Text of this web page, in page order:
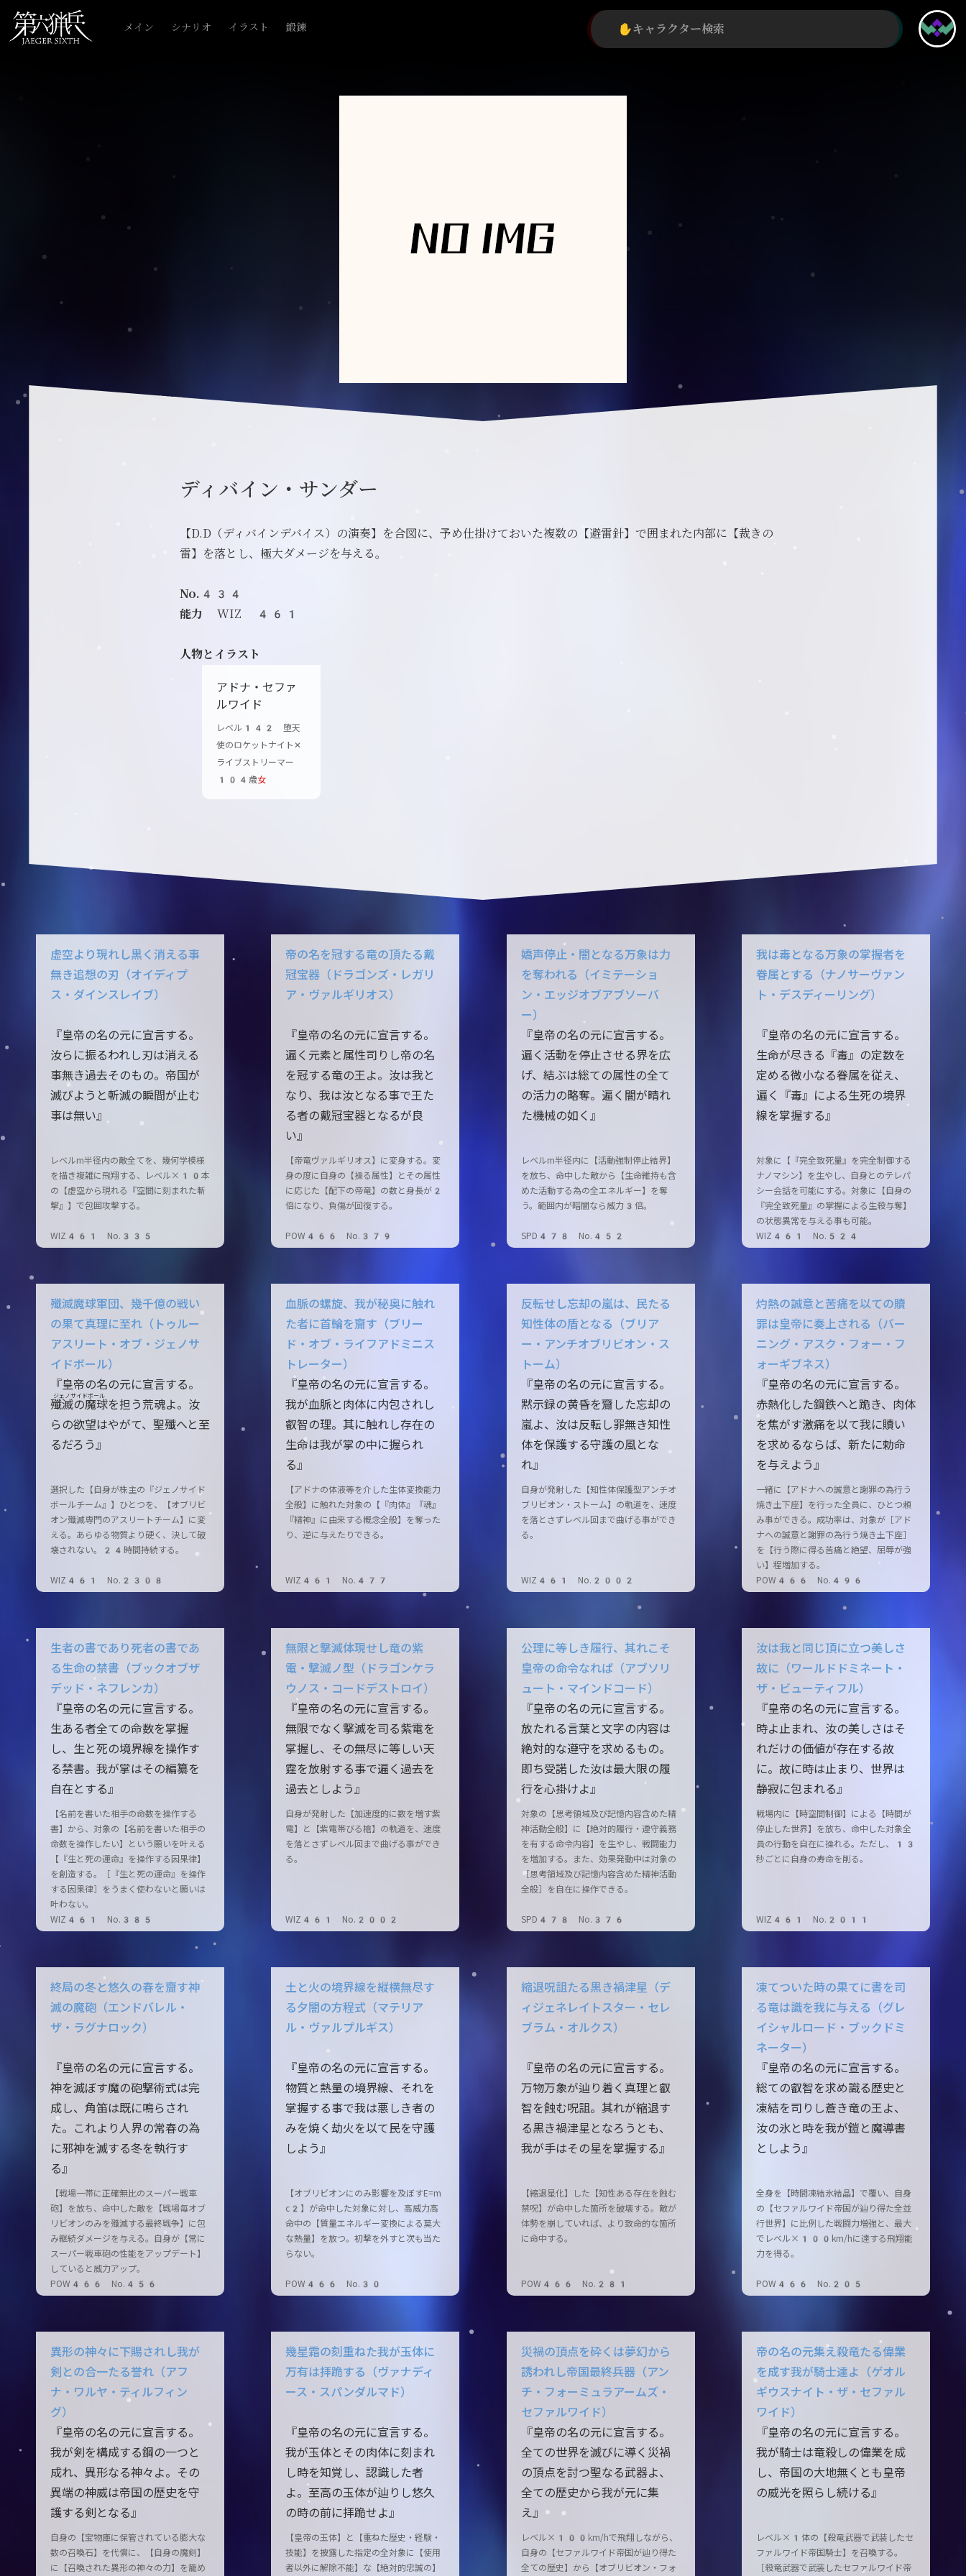
メイン シナリオ イラスト 鍛錬
ディバイン・サンダー
【D.D（ディバインデバイス）の演奏】を合図に、予め仕掛けておいた複数の【避雷針】で囲まれた内部に【裁きの
雷】を落とし、極大ダメージを与える。
No.434
能力WIZ 461
人物とイラスト
アドナ・セファ
ルワイド
レベル142 堕天
使のロケットナイト✕
ライブストリーマー
104歳女
虚空より現れし黒く消える事
無き追想の刃（オイディプ
ス・ダインスレイブ）
『皇帝の名の元に宣言する。
汝らに振るわれし刃は消える
事無き過去そのもの。帝国が
滅びようと斬滅の瞬間が止む
事は無い』
レベルm半径内の敵全てを、幾何学模様
を描き複雑に飛翔する、レベル×10本
の【虚空から現れる『空間に刻まれた斬
撃』】で包囲攻撃する。
WIZ461 No.335
帝の名を冠する竜の頂たる戴
冠宝器（ドラゴンズ・レガリ
ア・ヴァルギリオス）
『皇帝の名の元に宣言する。
遍く元素と属性司りし帝の名
を冠する竜の王よ。汝は我と
なり、我は汝となる事で王た
る者の戴冠宝器となるが良
い』
【帝竜ヴァルギリオス】に変身する。変
身の度に自身の【操る属性】とその属性
に応じた【配下の帝竜】の数と身長が2
倍になり、負傷が回復する。
POW466 No.379
嬌声停止・闇となる万象は力
を奪われる（イミテーショ
ン・エッジオブアブソーバ
ー）
『皇帝の名の元に宣言する。
遍く活動を停止させる界を広
げ、結ぶは総ての属性の全て
の活力の略奪。遍く闇が晴れ
た機械の如く』
レベルm半径内に【活動強制停止結界】
を放ち、命中した敵から【生命維持も含
めた活動する為の全エネルギー】を奪
う。範囲内が暗闇なら威力3倍。
SPD478 No.452
我は毒となる万象の掌握者を
眷属とする（ナノサーヴァン
ト・デスディーリング）
『皇帝の名の元に宣言する。
生命が尽きる『毒』の定数を
定める微小なる眷属を従え、
遍く『毒』による生死の境界
線を掌握する』
対象に【『完全致死量』を完全制御する
ナノマシン】を生やし、自身とのテレパ
シー会話を可能にする。対象に【自身の
『完全致死量』の掌握による生殺与奪】
の状態異常を与える事も可能。
WIZ461 No.524
殲滅魔球軍団、幾千億の戦い
の果て真理に至れ（トゥルー
アスリート・オブ・ジェノサ
イドボール）
『皇帝の名の元に宣言する。
殲滅の
ジェノサイドボール
魔球を担う荒魂よ。汝
らの欲望はやがて、聖殲へと至
るだろう』
選択した【自身が株主の『ジェノサイド
ボールチーム』】ひとつを、【オブリビ
オン殲滅専門のアスリートチーム】に変
える。あらゆる物質より硬く、決して破
壊されない。24時間持続する。
WIZ461 No.2308
血脈の螺旋、我が秘奥に触れ
た者に首輪を齎す（ブリー
ド・オブ・ライフアドミニス
トレーター）
『皇帝の名の元に宣言する。
我が血脈と肉体に内包されし
叡智の理。其に触れし存在の
生命は我が掌の中に握られ
る』
【アドナの体液等を介した生体変換能力
全般】に触れた対象の【『肉体』『魂』
『精神』に由来する概念全般】を奪った
り、逆に与えたりできる。
WIZ461 No.477
反転せし忘却の嵐は、民たる
知性体の盾となる（ブリア
ー・アンチオブリビオン・ス
トーム）
『皇帝の名の元に宣言する。
黙示録の黄昏を齎した忘却の
嵐よ、汝は反転し罪無き知性
体を保護する守護の風とな
れ』
自身が発射した【知性体保護型アンチオ
ブリビオン・ストーム】の軌道を、速度
を落とさずレベル回まで曲げる事ができ
る。
WIZ461 No.2002
灼熱の誠意と苦痛を以ての贖
罪は皇帝に奏上される（バー
ニング・アスク・フォー・フ
ォーギブネス）
『皇帝の名の元に宣言する。
赤熱化した鋼鉄へと跪き、肉体
を焦がす激痛を以て我に贖い
を求めるならば、新たに勅命
を与えよう』
一緒に【アドナへの誠意と謝罪の為行う
焼き土下座】を行った全員に、ひとつ頼
み事ができる。成功率は、対象が［アド
ナへの誠意と謝罪の為行う焼き土下座］
を【行う際に得る苦痛と絶望、屈辱が強
い】程増加する。
POW466 No.496
生者の書であり死者の書であ
る生命の禁書（ブックオブザ
デッド・ネフレンカ）
『皇帝の名の元に宣言する。
生ある者全ての命数を掌握
し、生と死の境界線を操作す
る禁書。我が掌はその編纂を
自在とする』
【名前を書いた相手の命数を操作する
書】から、対象の【名前を書いた相手の
命数を操作したい】という願いを叶える
【『生と死の運命』を操作する因果律】
を創造する。［『生と死の運命』を操作
する因果律］をうまく使わないと願いは
叶わない。
WIZ461 No.385
無限と撃滅体現せし竜の紫
電・撃滅ノ型（ドラゴンケラ
ウノス・コードデストロイ）
『皇帝の名の元に宣言する。
無限でなく撃滅を司る紫電を
掌握し、その無尽に等しい天
霆を放射する事で遍く過去を
過去としよう』
自身が発射した【加速度的に数を増す紫
電】と【紫電帯びる槍】の軌道を、速度
を落とさずレベル回まで曲げる事ができ
る。
WIZ461 No.2002
公理に等しき履行、其れこそ
皇帝の命令なれば（アブソリ
ュート・マインドコード）
『皇帝の名の元に宣言する。
放たれる言葉と文字の内容は
絶対的な遵守を求めるもの。
即ち受諾した汝は最大限の履
行を心掛けよ』
対象の【思考領域及び記憶内容含めた精
神活動全般】に【絶対的履行・遵守義務
を有する命令内容】を生やし、戦闘能力
を増加する。また、効果発動中は対象の
［思考領域及び記憶内容含めた精神活動
全般］を自在に操作できる。
SPD478 No.376
汝は我と同じ頂に立つ美しさ
故に（ワールドドミネート・
ザ・ビューティフル）
『皇帝の名の元に宣言する。
時よ止まれ、汝の美しさはそ
れだけの価値が存在する故
に。故に時は止まり、世界は
静寂に包まれる』
戦場内に【時空間制御】による【時間が
停止した世界】を放ち、命中した対象全
員の行動を自在に操れる。ただし、13
秒ごとに自身の寿命を削る。
WIZ461 No.2011
終局の冬と悠久の春を齎す神
滅の魔砲（エンドバレル・
ザ・ラグナロック）
『皇帝の名の元に宣言する。
神を滅ぼす魔の砲撃術式は完
成し、角笛は既に鳴らされ
た。これより人界の常春の為
に邪神を滅する冬を執行す
る』
【戦場一帯に正確無比のスーパー戦車
砲】を放ち、命中した敵を【戦場毎オブ
リビオンのみを殲滅する最終戦争】に包
み継続ダメージを与える。自身が【常に
スーパー戦車砲の性能をアップデート】
していると威力アップ。
POW466 No.456
土と火の境界線を縦横無尽す
る夕闇の方程式（マテリア
ル・ヴァルプルギス）
『皇帝の名の元に宣言する。
物質と熱量の境界線、それを
掌握する事で我は悪しき者の
みを焼く劫火を以て民を守護
しよう』
【オブリビオンにのみ影響を及ぼすE=m
c2】が命中した対象に対し、高威力高
命中の【質量エネルギー変換による莫大
な熱量】を放つ。初撃を外すと次も当た
らない。
POW466 No.30
縮退呪詛たる黒き禍津星（デ
ィジェネレイトスター・セレ
ブラム・オルクス）
『皇帝の名の元に宣言する。
万物万象が辿り着く真理と叡
智を蝕む呪詛。其れが縮退す
る黒き禍津星となろうとも、
我が手はその星を掌握する』
【縮退星化】した【知性ある存在を蝕む
禁呪】が命中した箇所を破壊する。敵が
体勢を崩していれば、より致命的な箇所
に命中する。
POW466 No.281
凍てついた時の果てに書を司
る竜は識を我に与える（グレ
イシャルロード・ブックドミ
ネーター）
『皇帝の名の元に宣言する。
総ての叡智を求め識る歴史と
凍結を司りし蒼き竜の王よ、
汝の氷と時を我が鎧と魔導書
としよう』
全身を【時間凍結氷結晶】で覆い、自身
の【セファルワイド帝国が辿り得た全並
行世界】に比例した戦闘力増強と、最大
でレベル×100km/hに達する飛翔能
力を得る。
POW466 No.205
異形の神々に下賜されし我が
剣との合一たる誉れ（アフ
ナ・ワルヤ・ティルフィン
グ）
『皇帝の名の元に宣言する。
我が剣を構成する鋼の一つと
成れ、異形なる神々よ。その
異端の神威は帝国の歴史を守
護する剣となる』
自身の【宝物庫に保管されている膨大な
数の召喚石】を代償に、【自身の魔剣】
に【召喚された異形の神々の力】を籠め
幾星霜の刻重ねた我が玉体に
万有は拝跪する（ヴァナディ
ース・スパンダルマド）
『皇帝の名の元に宣言する。
我が玉体とその肉体に刻まれ
し時を知覚し、認識した者
よ。至高の玉体が辿りし悠久
の時の前に拝跪せよ』
【皇帝の玉体】と【重ねた歴史・経験・
技能】を披露した指定の全対象に【使用
者以外に解除不能】な【絶対的忠誠の】
災禍の頂点を砕くは夢幻から
誘われし帝国最終兵器（アン
チ・フォーミュラアームズ・
セファルワイド）
『皇帝の名の元に宣言する。
全ての世界を滅びに導く災禍
の頂点を討つ聖なる武器よ、
全ての歴史から我が元に集
え』
レベル×100km/hで飛翔しながら、
自身の【セファルワイド帝国が辿り得た
全ての歴史】から【オブリビオン・フォ
帝の名の元集え殺竜たる偉業
を成す我が騎士達よ（ゲオル
ギウスナイト・ザ・セファル
ワイド）
『皇帝の名の元に宣言する。
我が騎士は竜殺しの偉業を成
し、帝国の大地無くとも皇帝
の威光を照らし続ける』
レベル×1体の【殺竜武器で武装したセ
ファルワイド帝国騎士】を召喚する。
［殺竜武器で武装したセファルワイド帝